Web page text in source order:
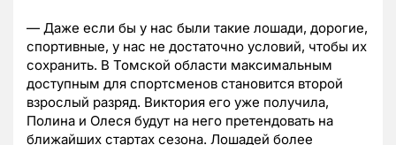
— Даже если бы у нас были такие лошади, дорогие,
спортивные, у нас не достаточно условий, чтобы их
сохранить. В Томской области максимальным
доступным для спортсменов становится второй
взрослый разряд. Виктория его уже получила,
Полина и Олеся будут на него претендовать на
ближайших стартах сезона. Лошадей более